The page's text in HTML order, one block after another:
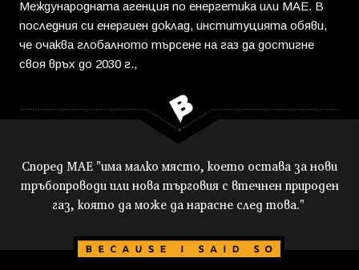
Международната агенция по енергетика или МАЕ. В
последния си енергиен доклад, институцията обяви,
че очаква глобалното търсене на газ да достигне
своя връх до 2030 г.,
Според МАЕ "има малко място, което остава за нови
тръбопроводи или нова търговия с втечнен природен
газ, която да може да нарасне след това."